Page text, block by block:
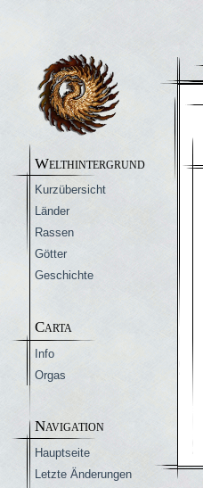
Welthintergrund
Kurzübersicht
Länder
Rassen
Götter
Geschichte
Carta
Info
Orgas
Navigation
Hauptseite
Letzte Änderungen